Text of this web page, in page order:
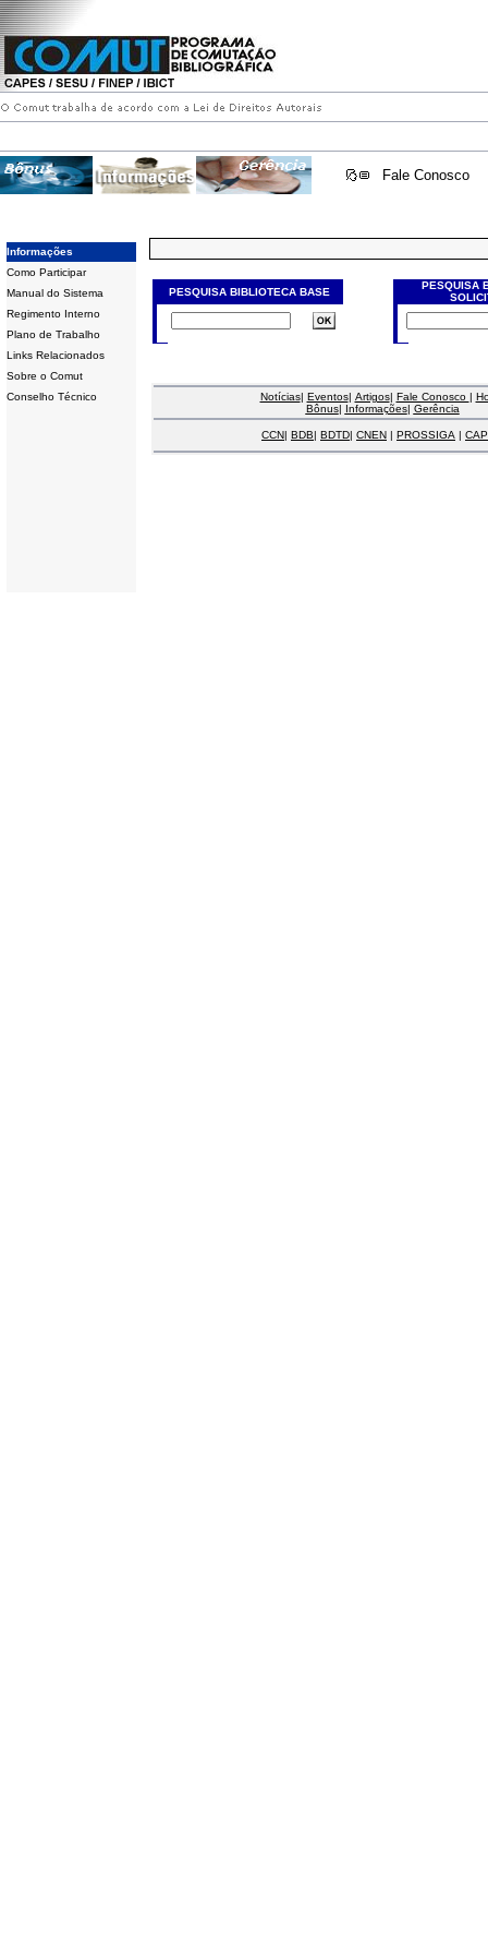
Fale Conosco
Informações
Como Participar
Manual do Sistema
Regimento Interno
Plano de Trabalho
Links Relacionados
Sobre o Comut
Conselho Técnico
PESQUISA BIBLIOTECA BASE
PESQUISA
Notícias| Eventos| Artigos| Fale Conosco |
Bônus| Informações| Gerência
CCN| BDB| BDTD| CNEN | PROSSIGA |